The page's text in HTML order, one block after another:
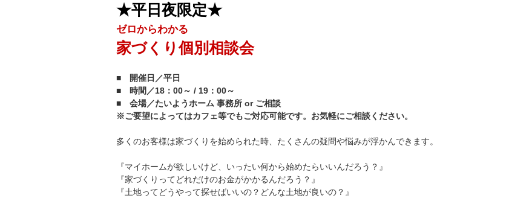
★平日夜限定★
ゼロからわかる
家づくり個別相談会
■ 開催日／平日
■ 時間／18：00～ / 19：00～
■ 会場／たいようホーム 事務所 or ご相談
※ご要望によってはカフェ等でもご対応可能です。お気軽にご相談ください。
多くのお客様は家づくりを始められた時、たくさんの疑問や悩みが浮かんできます。
『マイホームが欲しいけど、いったい何から始めたらいいんだろう？』
『家づくりってどれだけのお金がかかるんだろう？』
『土地ってどうやって探せばいいの？どんな土地が良いの？』